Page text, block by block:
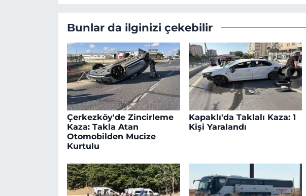
Bunlar da ilginizi çekebilir
Çerkezköy'de Zincirleme
Kaza: Takla Atan
Otomobilden Mucize
Kurtulu
Kapaklı'da Taklalı Kaza: 1
Kişi Yaralandı